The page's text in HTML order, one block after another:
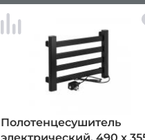
Полотенцесушитель